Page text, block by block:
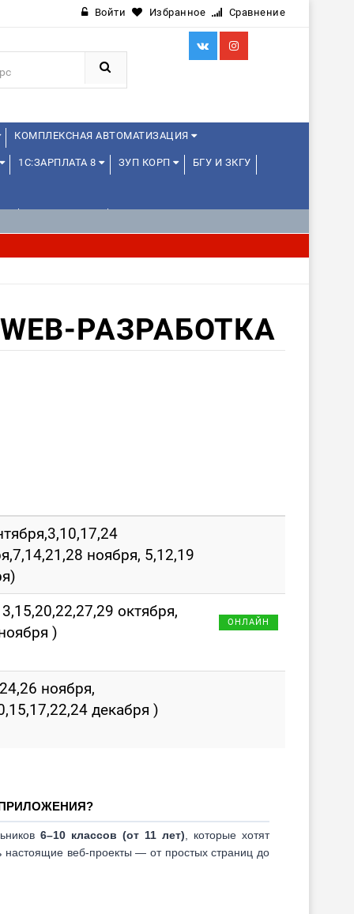
Войти Избранное Сравнение
КОМПЛЕКСНАЯ АВТОМАТИЗАЦИЯ
1С:ЗАРПЛАТА 8 ЗУП КОРП БГУ И ЗКГУ
РАЗРАБОТКА
ноября, 5,12,19
октября,
)
ОНЛАЙН
ноября,
декабря )
6–10 классов (от 11 лет)
которые хотят
настоящие веб-проекты — от простых страниц до